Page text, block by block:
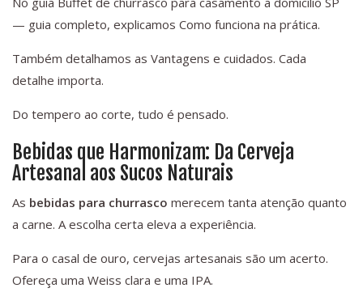
— guia completo, explicamos Como funciona na prática.
Também detalhamos as Vantagens e cuidados. Cada
detalhe importa.
Do tempero ao corte, tudo é pensado.
Bebidas que Harmonizam: Da Cerveja
Artesanal aos Sucos Naturais
As bebidas para churrasco merecem tanta atenção quanto
a carne. A escolha certa eleva a experiência.
Para o casal de ouro, cervejas artesanais são um acerto.
Ofereça uma Weiss clara e uma IPA.